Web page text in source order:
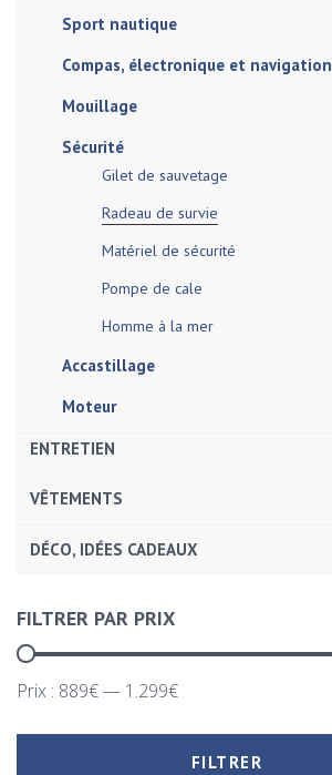
Sport nautique
Compas, électronique et navigation
Mouillage
Sécurité
Gilet de sauvetage
Radeau de survie
Matériel de sécurité
Pompe de cale
Homme à la mer
Accastillage
Moteur
ENTRETIEN
VÊTEMENTS
DÉCO, IDÉES CADEAUX
FILTRER PAR PRIX
FILTRER
Prix : 889€— 1.299€